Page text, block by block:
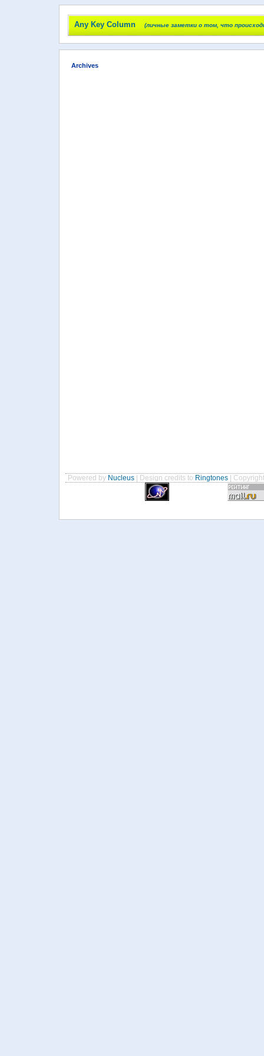
Any Key Column (личные заметки о том, что
Archives
Powered by Nucleus | Design credits to Ringtones |